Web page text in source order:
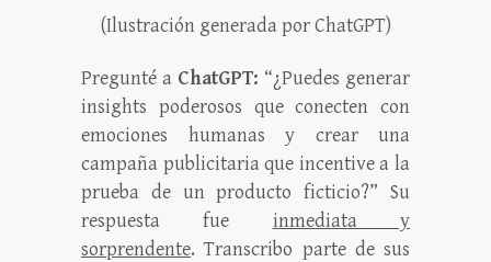
(Ilustración generada por ChatGPT)
Pregunté a ChatGPT: “¿Puedes generar
insights poderosos que conecten con
emociones humanas y crear una
campaña publicitaria que incentive a la
prueba de un producto ficticio?” Su
respuesta fue inmediata y
sorprendente. Transcribo parte de sus